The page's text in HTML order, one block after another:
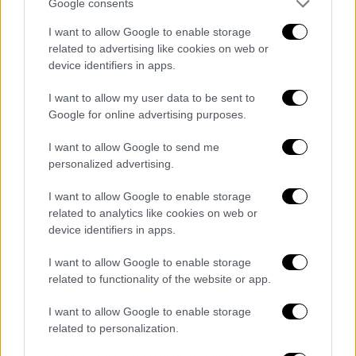
Google consents
I want to allow Google to enable storage
related to advertising like cookies on web or
device identifiers in apps.
I want to allow my user data to be sent to
Google for online advertising purposes.
I want to allow Google to send me
personalized advertising.
I want to allow Google to enable storage
related to analytics like cookies on web or
device identifiers in apps.
I want to allow Google to enable storage
related to functionality of the website or app.
I want to allow Google to enable storage
related to personalization.
Ο γιος του δεν εκπλήσσεται με την επιμονή
του πατέρα του. «Πάντα πηγαίναμε στα
happy meals. Εγώ πάντα λάτρευα τα chicken
nuggets μου και ο αδελφός μου πάντα
λάτρευε ταχάμπουργκερτου. Έτσι
μεγαλώσαμε. Είναι απλά ένα είδος
καθημερινής ζωής για εμάς, είπε.
Ο γιος του Gorske τρώει και… άλλα
προϊόντα: «Συνήθιζα να τρώω κοτομπουκιές
κάθε μέρα. Έτρωγα κάθε μέρα τσίζμπεργκερ,
αλλά τελικά τα βαριέσαι. Δεν ξέρω πώς τα
καταφέρνει, αλλά σίγουρα τα καταφέρνει»,